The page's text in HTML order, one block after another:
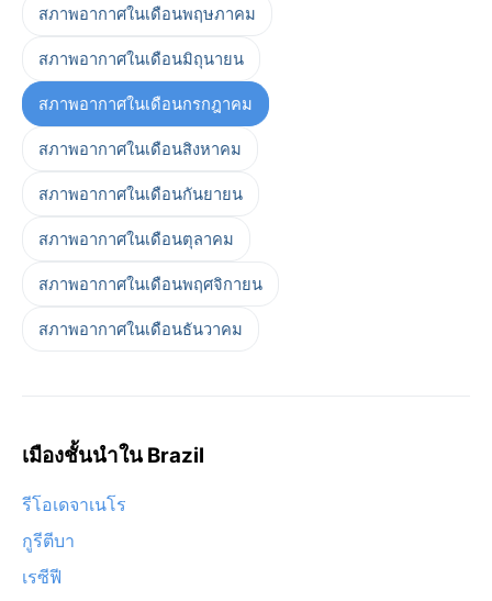
สภาพอากาศในเดือนพฤษภาคม
สภาพอากาศในเดือนมิถุนายน
สภาพอากาศในเดือนกรกฎาคม
สภาพอากาศในเดือนสิงหาคม
สภาพอากาศในเดือนกันยายน
สภาพอากาศในเดือนตุลาคม
สภาพอากาศในเดือนพฤศจิกายน
สภาพอากาศในเดือนธันวาคม
เมืองชั้นนำใน Brazil
รีโอเดจาเนโร
กูรีตีบา
เรซีฟี